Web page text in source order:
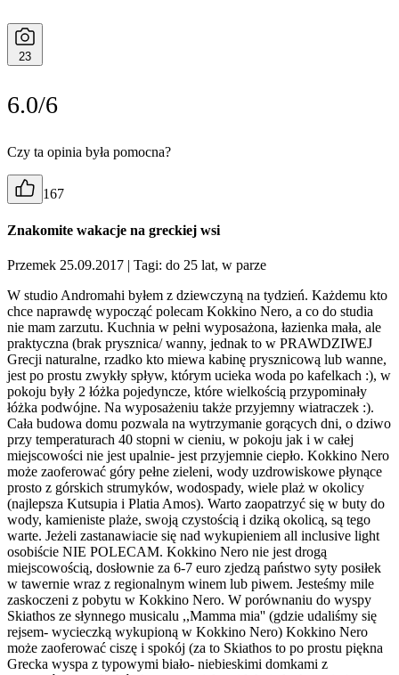
23
6.0/6
Czy ta opinia była pomocna?
167
Znakomite wakacje na greckiej wsi
Przemek 25.09.2017 | Tagi: do 25 lat, w parze
W studio Andromahi byłem z dziewczyną na tydzień. Każdemu kto
chce naprawdę wypocząć polecam Kokkino Nero, a co do studia
nie mam zarzutu. Kuchnia w pełni wyposażona, łazienka mała, ale
praktyczna (brak prysznica/ wanny, jednak to w PRAWDZIWEJ
Grecji naturalne, rzadko kto miewa kabinę prysznicową lub wanne,
jest po prostu zwykły spływ, którym ucieka woda po kafelkach :), w
pokoju były 2 łóżka pojedyncze, które wielkością przypominały
łóżka podwójne. Na wyposażeniu także przyjemny wiatraczek :).
Cała budowa domu pozwala na wytrzymanie gorących dni, o dziwo
przy temperaturach 40 stopni w cieniu, w pokoju jak i w całej
miejscowości nie jest upalnie- jest przyjemnie ciepło. Kokkino Nero
może zaoferować góry pełne zieleni, wody uzdrowiskowe płynące
prosto z górskich strumyków, wodospady, wiele plaż w okolicy
(najlepsza Kutsupia i Platia Amos). Warto zaopatrzyć się w buty do
wody, kamieniste plaże, swoją czystością i dziką okolicą, są tego
warte. Jeżeli zastanawiacie się nad wykupieniem all inclusive light
osobiście NIE POLECAM. Kokkino Nero nie jest drogą
miejscowością, dosłownie za 6-7 euro zjedzą państwo syty posiłek
w tawernie wraz z regionalnym winem lub piwem. Jesteśmy mile
zaskoczeni z pobytu w Kokkino Nero. W porównaniu do wyspy
Skiathos ze słynnego musicalu ,,Mamma mia'' (gdzie udaliśmy się
rejsem- wycieczką wykupioną w Kokkino Nero) Kokkino Nero
może zaoferować ciszę i spokój (za to Skiathos to po prostu piękna
Grecka wyspa z typowymi biało- niebieskimi domkami z